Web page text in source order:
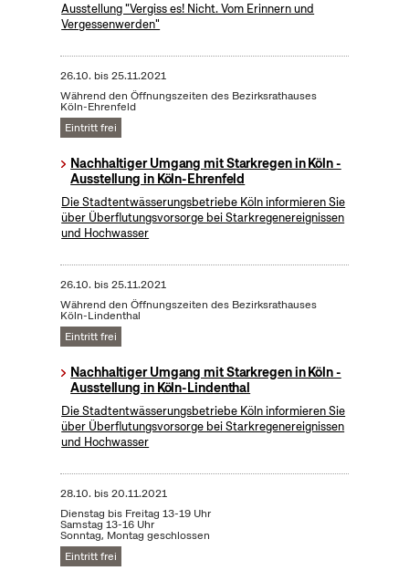
Ausstellung "Vergiss es! Nicht. Vom Erinnern und
Vergessenwerden"
26.10. bis25.11.2021
Während den Öffnungszeiten des Bezirksrathauses
Köln-Ehrenfeld
Eintritt frei
Nachhaltiger Umgang mit Starkregen in Köln -
Ausstellung in Köln-Ehrenfeld
Die Stadtentwässerungsbetriebe Köln informieren Sie
über Überflutungsvorsorge bei Starkregenereignissen
und Hochwasser
26.10. bis25.11.2021
Während den Öffnungszeiten des Bezirksrathauses
Köln-Lindenthal
Eintritt frei
Nachhaltiger Umgang mit Starkregen in Köln -
Ausstellung in Köln-Lindenthal
Die Stadtentwässerungsbetriebe Köln informieren Sie
über Überflutungsvorsorge bei Starkregenereignissen
und Hochwasser
28.10. bis20.11.2021
Dienstag bis Freitag 13-19 Uhr
Samstag 13-16 Uhr
Sonntag, Montag geschlossen
Eintritt frei